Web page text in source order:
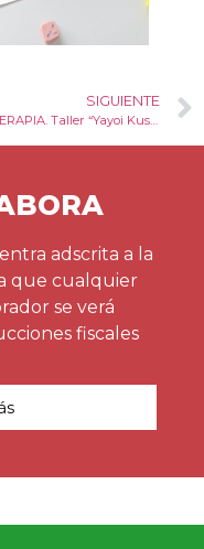
SIGUIENTE
ARTETERAPIA. Taller “Yayoi Kusuma”.
adscrita a la
que cualquier
se verá
fiscales